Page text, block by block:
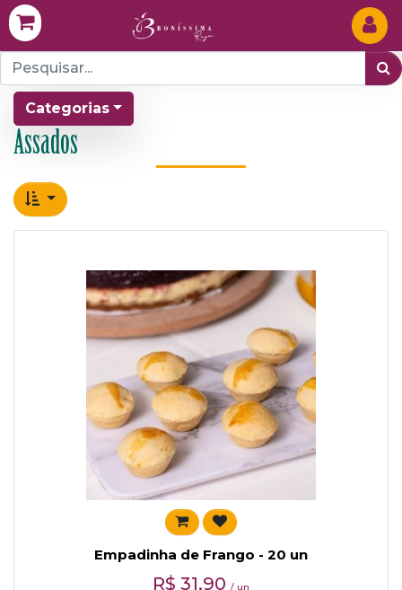
Categorias
Assados
Empadinha de Frango - 20 un
R$ 31,90 / un